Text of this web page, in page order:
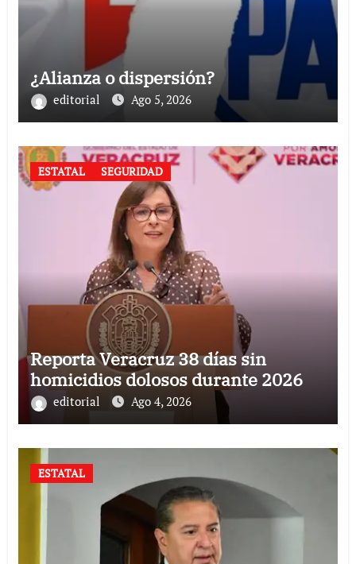
¿Alianza o dispersión?
editorial Ago 5, 2026
ESTATAL SEGURIDAD
Reporta Veracruz 38 días sin
homicidios dolosos durante 2026
editorial Ago 4, 2026
ESTATAL